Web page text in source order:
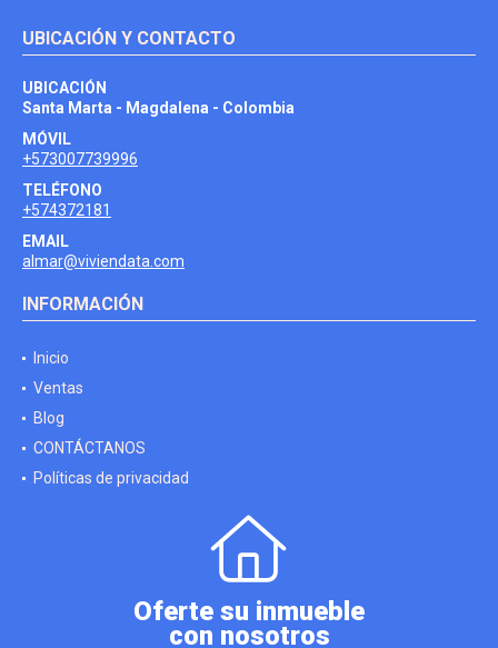
UBICACIÓN Y CONTACTO
UBICACIÓN
Santa Marta - Magdalena - Colombia
MÓVIL
+573007739996
TELÉFONO
+574372181
EMAIL
almar@viviendata.com
INFORMACIÓN
Inicio
Ventas
Blog
CONTÁCTANOS
Políticas de privacidad
Oferte su inmueble
con nosotros